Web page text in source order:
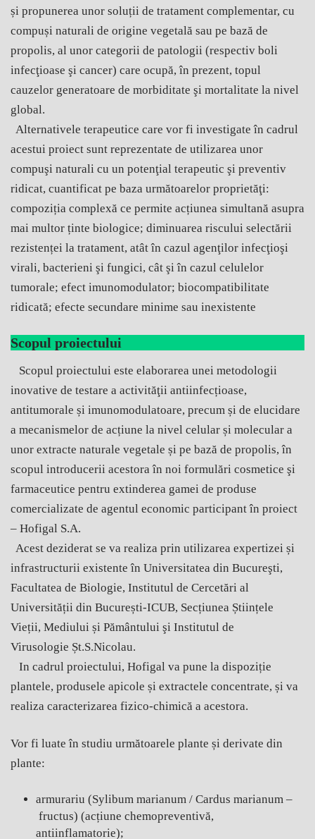
și propunerea unor soluții de tratament complementar, cu
compuși naturali de origine vegetală sau pe bază de
propolis, al unor categorii de patologii (respectiv boli
infecţioase şi cancer) care ocupă, în prezent, topul
cauzelor generatoare de morbiditate şi mortalitate la nivel
global.
Alternativele terapeutice care vor fi investigate în cadrul
acestui proiect sunt reprezentate de utilizarea unor
compuşi naturali cu un potenţial terapeutic şi preventiv
ridicat, cuantificat pe baza următoarelor proprietăţi:
compoziția complexă ce permite acțiunea simultană asupra
mai multor ținte biologice; diminuarea riscului selectării
rezistenței la tratament, atât în cazul agenţilor infecţioşi
virali, bacterieni şi fungici, cât şi în cazul celulelor
tumorale; efect imunomodulator; biocompatibilitate
ridicată; efecte secundare minime sau inexistente
Scopul proiectului
Scopul proiectului este elaborarea unei metodologii
inovative de testare a activităţii antiinfecțioase,
antitumorale și imunomodulatoare, precum și de elucidare
a mecanismelor de acțiune la nivel celular și molecular a
unor extracte naturale vegetale și pe bază de propolis, în
scopul introducerii acestora în noi formulări cosmetice şi
farmaceutice pentru extinderea gamei de produse
comercializate de agentul economic participant în proiect
– Hofigal S.A.
Acest deziderat se va realiza prin utilizarea expertizei și
infrastructurii existente în Universitatea din Bucureşti,
Facultatea de Biologie, Institutul de Cercetări al
Universității din București-ICUB, Secțiunea Științele
Vieții, Mediului și Pământului şi Institutul de
Virusologie Șt.S.Nicolau.
In cadrul proiectului, Hofigal va pune la dispoziție
plantele, produsele apicole și extractele concentrate, și va
realiza caracterizarea fizico-chimică a acestora.
Vor fi luate în studiu următoarele plante și derivate din
plante:
armurariu (Sylibum marianum / Cardus marianum –
fructus) (acțiune chemopreventivă,
antiinflamatorie);